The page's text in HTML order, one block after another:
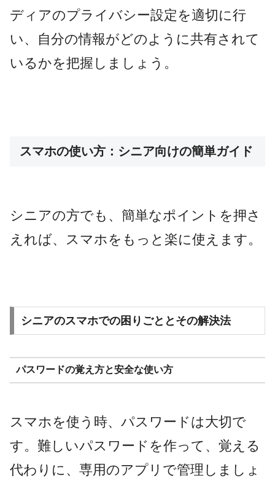
ディアのプライバシー設定を適切に行
い、自分の情報がどのように共有されて
いるかを把握しましょう。
スマホの使い方：シニア向けの簡単ガイド
シニアの方でも、簡単なポイントを押さ
えれば、スマホをもっと楽に使えます。
シニアのスマホでの困りごととその解決法
パスワードの覚え方と安全な使い方
スマホを使う時、パスワードは大切で
す。難しいパスワードを作って、覚える
代わりに、専用のアプリで管理しましょ